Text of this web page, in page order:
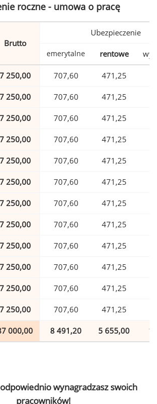
roczne - umowa o pracę
Brutto
Ubezpieczenie
emerytalne rentowe
7 250,00 707,60 471,25
7 250,00 707,60 471,25
7 250,00 707,60 471,25
7 250,00 707,60 471,25
7 250,00 707,60 471,25
7 250,00 707,60 471,25
7 250,00 707,60 471,25
7 250,00 707,60 471,25
7 250,00 707,60 471,25
7 250,00 707,60 471,25
7 250,00 707,60 471,25
7 250,00 707,60 471,25
000,00 8 491,20 5 655,00 1
wynagradzasz swoich
pracowników!